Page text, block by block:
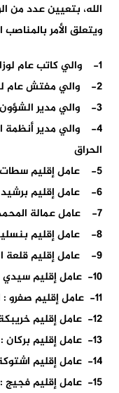
الله، بتعيين عدد من
ويتعلق الأمر بالمناصب
1- والي كاتب عام لوزارة الداخلية : السيد سمير محمد تازي
2- والي مفتش عام للإدارة الترابية : السيد محمد فوزي
3- والي مدير الشؤون الانتخابية : السيد حسن أغماري
4- والي مدير أنظمة
الحراق
5- عامل إقليم سطات : السيد محمد علي حبوها
6- عامل إقليم برشيد : السيد جمال خلوق
7- عامل عمالة المحمدية : السيد عادل المالكي
8- عامل إقليم بنسليمان : السيد الحسن بوكوتة
9- عامل إقليم قلعة السراغنة : السيد سمير اليزيدي
10- عامل إقليم سيدي إفني : السيد محمد ضرهم
11- عامل إقليم صفرو : السيد إبراهيم أبو زيد
12- عامل إقليم خريبكة : السيد هشام المدغري العلوي
13- عامل إقليم بركان : السيد حميد اشنوري
14- عامل إقليم اشتوكة أيت باها : السيد محمد سالم الصبتي
15- عامل إقليم فجيج : السيد نور الدين اوعبو